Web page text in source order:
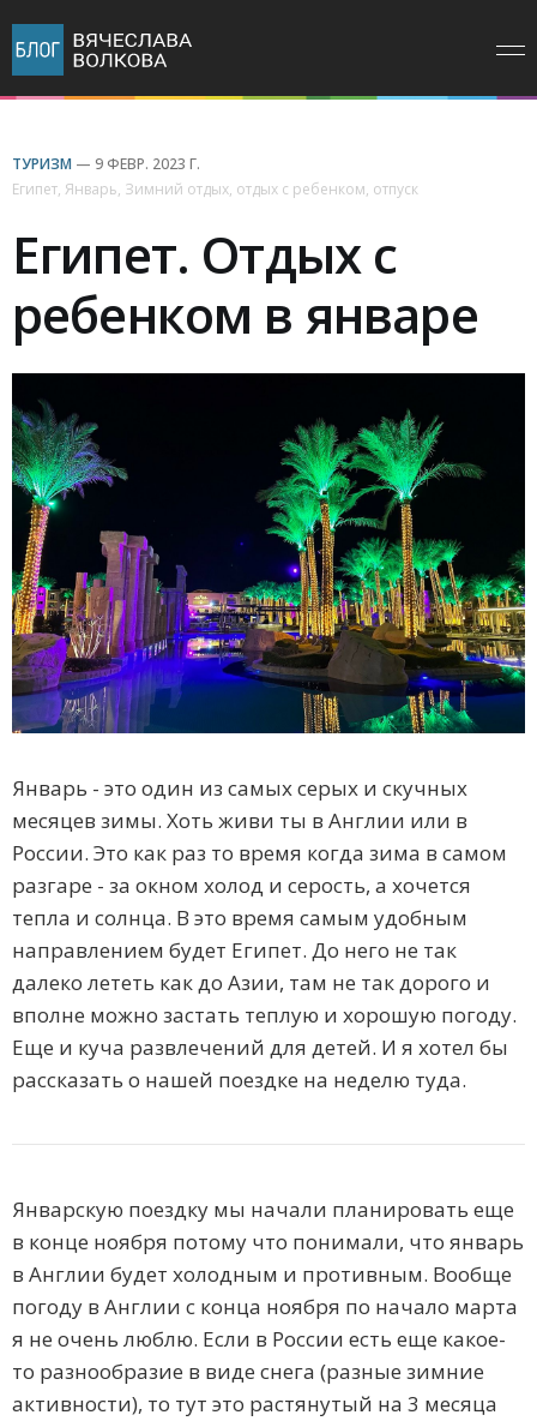
ТУРИЗМ — 9 ФЕВР. 2023 Г.
Египет, Январь, Зимний отдых, отдых с ребенком, отпуск
Египет. Отдых с
ребенком в январе
Январь - это один из самых серых и скучных
месяцев зимы. Хоть живи ты в Англии или в
России. Это как раз то время когда зима в самом
разгаре - за окном холод и серость, а хочется
тепла и солнца. В это время самым удобным
направлением будет Египет. До него не так
далеко лететь как до Азии, там не так дорого и
вполне можно застать теплую и хорошую погоду.
Еще и куча развлечений для детей. И я хотел бы
рассказать о нашей поездке на неделю туда.
Январскую поездку мы начали планировать еще
в конце ноября потому что понимали, что январь
в Англии будет холодным и противным. Вообще
погоду в Англии с конца ноября по начало марта
я не очень люблю. Если в России есть еще какое-
то разнообразие в виде снега (разные зимние
активности), то тут это растянутый на 3 месяца